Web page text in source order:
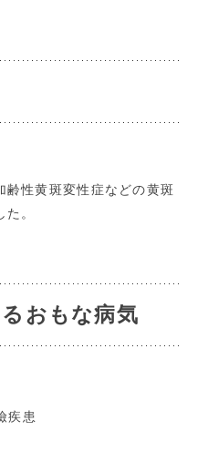
使用促進について
齢性黄斑変性症などの黄斑
。
おもな病気
疾患